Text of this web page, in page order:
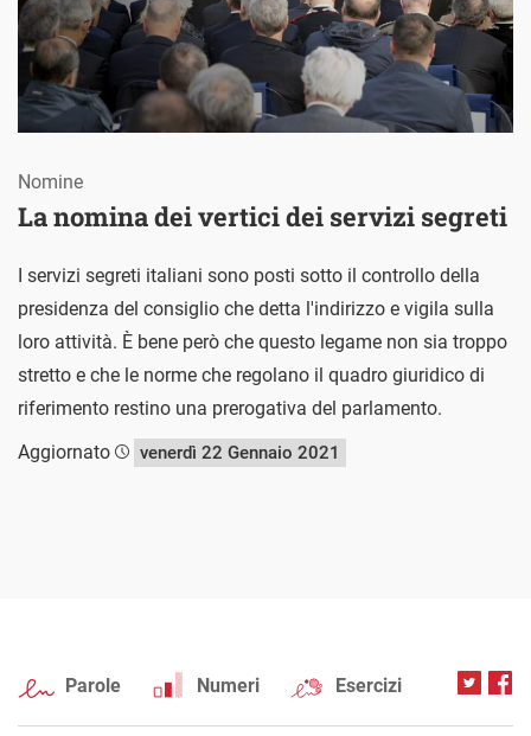
La nomina dei vertici dei servizi segreti
Nomine
I servizi segreti italiani sono posti sotto il controllo della
presidenza del consiglio che detta l'indirizzo e vigila sulla
loro attività. È bene però che questo legame non sia troppo
stretto e che le norme che regolano il quadro giuridico di
riferimento restino una prerogativa del parlamento.
Aggiornato
venerdì 22 Gennaio 2021
Parole Numeri Esercizi